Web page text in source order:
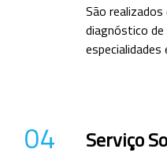
São
diagnóstico
04 Serviço